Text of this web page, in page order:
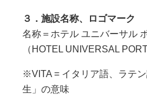
３．施設名称、ロゴマーク
名称＝ホテル ユニバーサル
（HOTEL UNIVERSAL PORT
※VITA = イタリア語、ラテ
生」の意味